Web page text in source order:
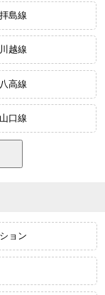
島線
越線
八高線
口線
ョン